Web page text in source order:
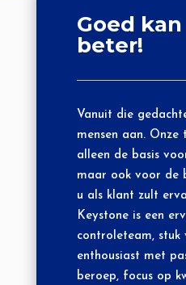
Goed
beter!
Vanuit die
mensen aan.
alleen de basis
maar ook voor de
u als klant zult
Keystone is een
controleteam, stuk
enthousiast met
beroep, focus op